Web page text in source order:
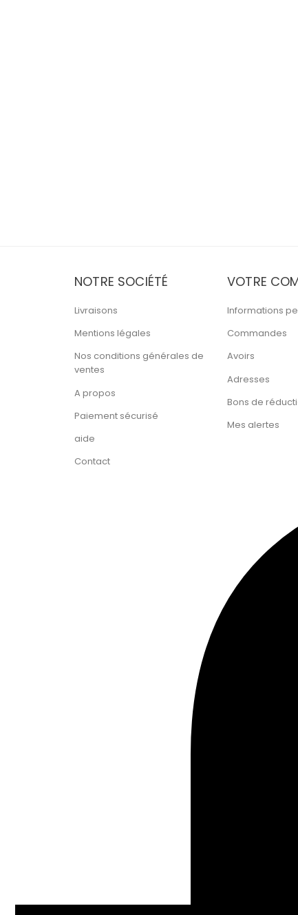
NOTRE SOCIÉTÉ
Livraisons
Mentions légales
Nos conditions générales de
ventes
A propos
Paiement sécurisé
aide
Contact
VOTRE
Informations
Commandes
Avoirs
Adresses
Bons de
Mes alertes